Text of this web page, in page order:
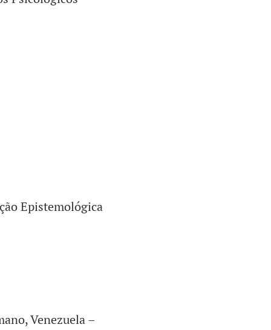
Epistemológica
Venezuela –